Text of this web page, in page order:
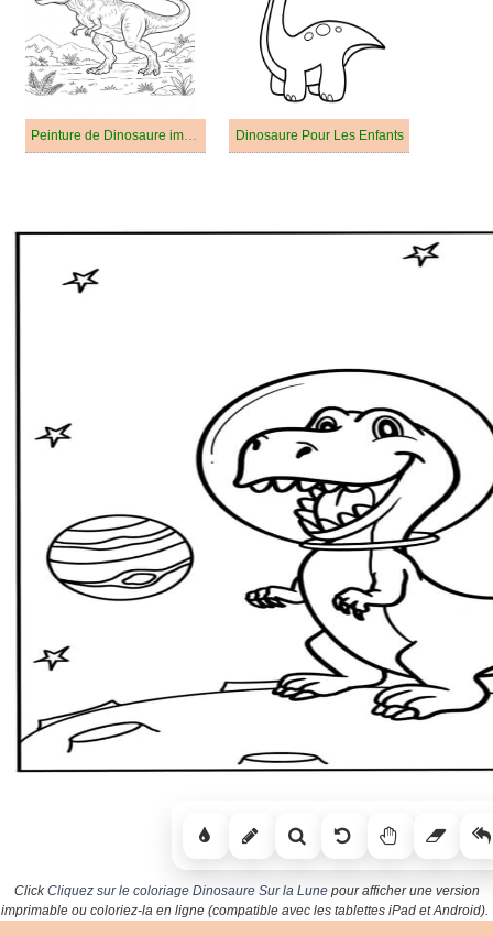
Peinture de Dinosaure imprimable Dinosaure Pour Les Enfants
ClickCliquez sur le coloriage Dinosaure Sur la Lunepour afficher une version
imprimable ou coloriez-la en ligne (compatible avec les tablettes iPad et Android).